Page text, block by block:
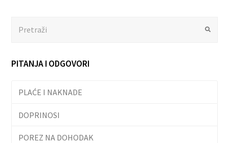
Submit
PITANJA I ODGOVORI
PLAĆE I NAKNADE
DOPRINOSI
POREZ NA DOHODAK